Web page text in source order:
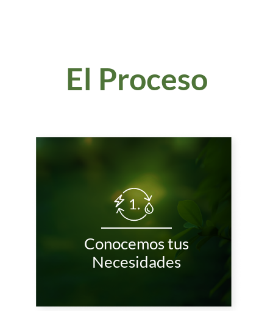
El Proceso
Conocemos tus
Necesidades